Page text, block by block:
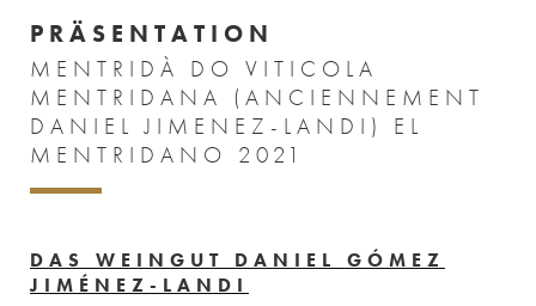
PRÄSENTATION
MENTRIDÀ DO VITICOLA
MENTRIDANA (ANCIENNEMENT
DANIEL JIMENEZ-LANDI) EL
MENTRIDANO 2021
DAS WEINGUT DANIEL GÓMEZ
JIMÉNEZ-LANDI